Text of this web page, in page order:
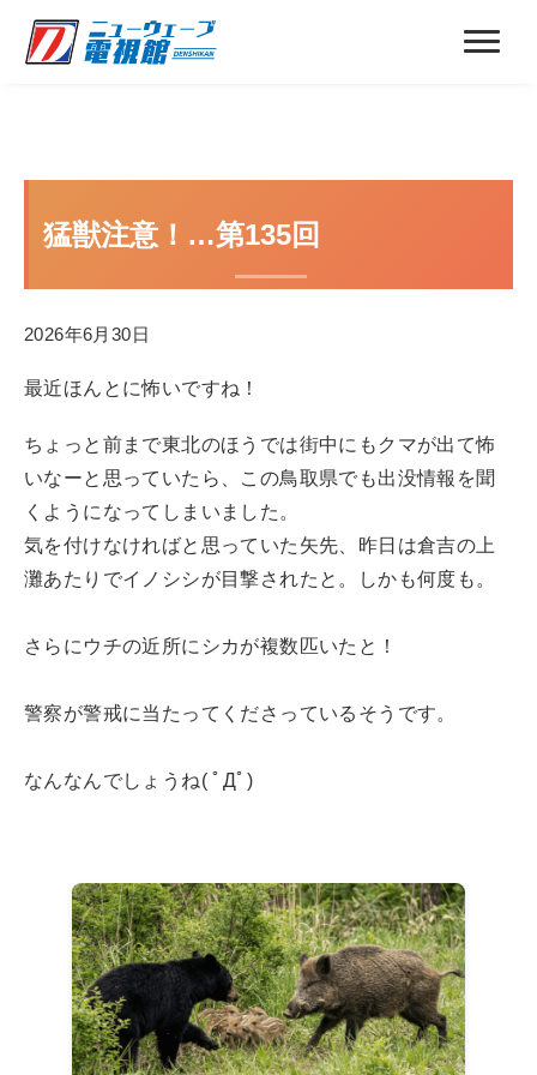
猛獣注意！…第135回
2026年6月30日
最近ほんとに怖いですね！
ちょっと前まで東北のほうでは街中にもクマが出て怖
いなーと思っていたら、この鳥取県でも出没情報を聞
くようになってしまいました。
気を付けなければと思っていた矢先、昨日は倉吉の上
灘あたりでイノシシが目撃されたと。しかも何度も。
さらにウチの近所にシカが複数匹いたと！
警察が警戒に当たってくださっているそうです。
なんなんでしょうね( ﾟДﾟ)